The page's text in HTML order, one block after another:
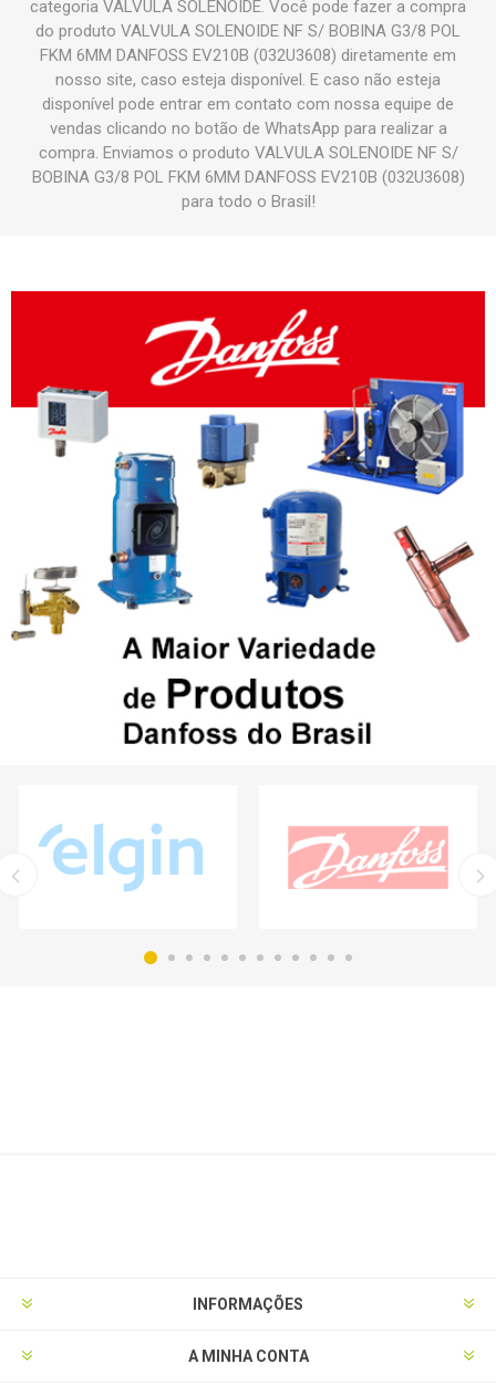
categoria VÁLVULA SOLENOIDE. Você pode fazer a compra
do produto VALVULA SOLENOIDE NF S/ BOBINA G3/8 POL
FKM 6MM DANFOSS EV210B (032U3608) diretamente em
nosso site, caso esteja disponível. E caso não esteja
disponível pode entrar em contato com nossa equipe de
vendas clicando no botão de WhatsApp para realizar a
compra. Enviamos o produto VALVULA SOLENOIDE NF S/
BOBINA G3/8 POL FKM 6MM DANFOSS EV210B (032U3608)
para todo o Brasil!
INFORMAÇÕES
A MINHA CONTA